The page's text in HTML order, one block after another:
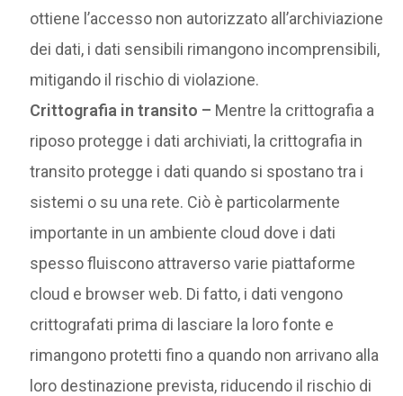
ottiene l’accesso non autorizzato all’archiviazione
dei dati, i dati sensibili rimangono incomprensibili,
mitigando il rischio di violazione.
Crittografia in transito – Mentre la crittografia a
riposo protegge i dati archiviati, la crittografia in
transito protegge i dati quando si spostano tra i
sistemi o su una rete. Ciò è particolarmente
importante in un ambiente cloud dove i dati
spesso fluiscono attraverso varie piattaforme
cloud e browser web. Di fatto, i dati vengono
crittografati prima di lasciare la loro fonte e
rimangono protetti fino a quando non arrivano alla
loro destinazione prevista, riducendo il rischio di